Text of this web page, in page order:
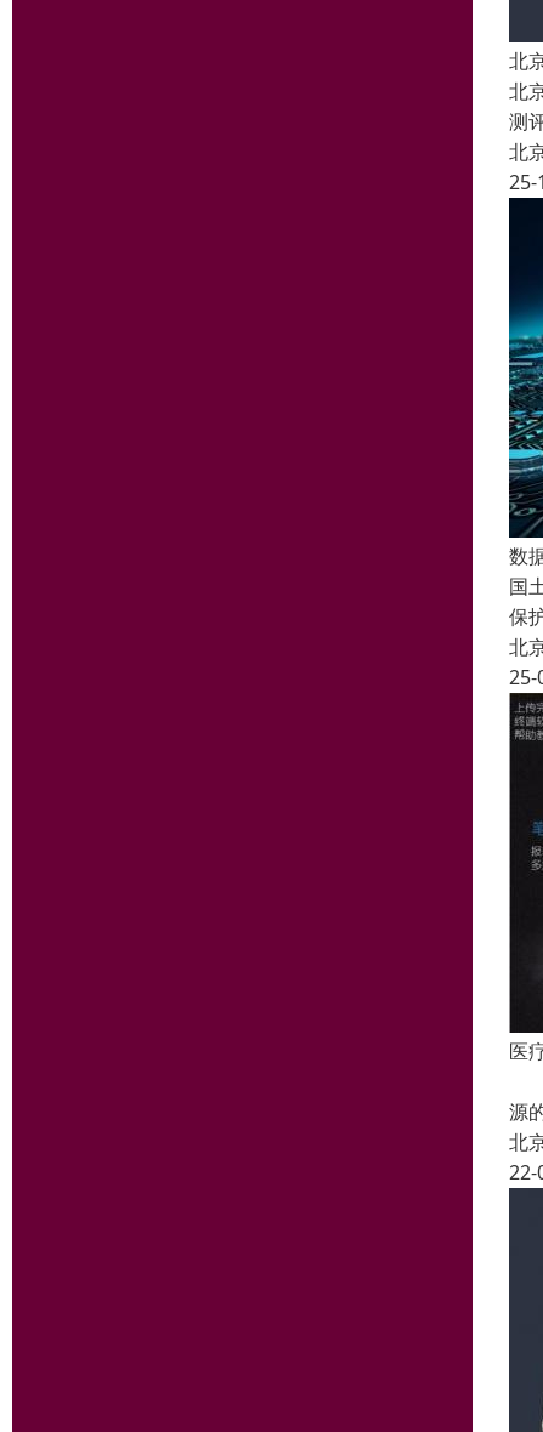
北
北
测
北
25-
数
国
保
北
25-
医
源
北
22-